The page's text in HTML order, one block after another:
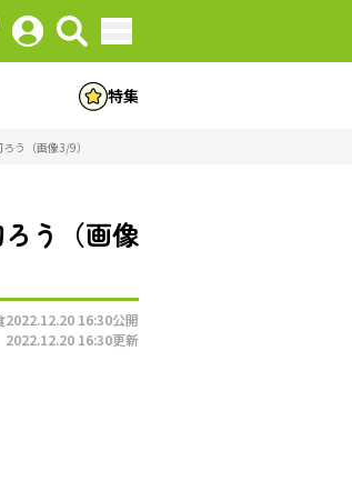
特集
う（画像3/9）
う（画像
2022.12.20 16:30公開
2022.12.20 16:30更新